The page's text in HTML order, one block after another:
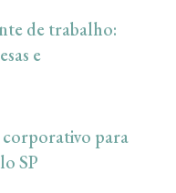
de trabalho:
e
para
SP